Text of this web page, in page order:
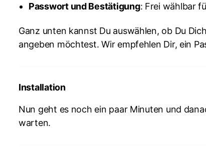
Passwort und Bestätigung: Frei wählbar
Ganz unten kannst Du auswählen, ob Du
angeben möchtest. Wir empfehlen Dir, ein
Installation
Nun geht es noch ein paar Minuten und
warten.